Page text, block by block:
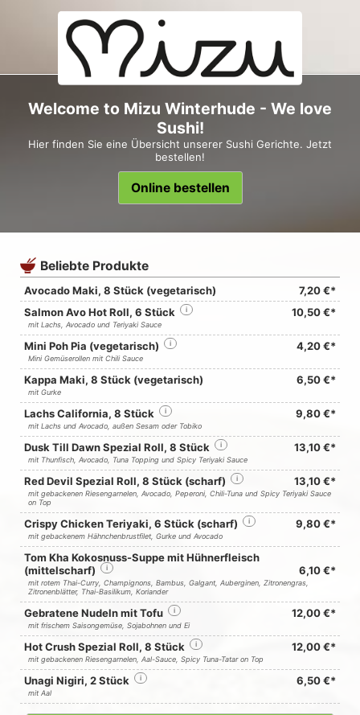
Welcome to Mizu Winterhude - We love
Sushi!
Hier finden Sie eine Übersicht unserer Sushi Gerichte. Jetzt
bestellen!
Online bestellen
Beliebte Produkte
Avocado Maki, 8 Stück (vegetarisch)
7,20 €*
Salmon Avo Hot Roll, 6 Stück
i 10,50 €*
mit Lachs, Avocado und Teriyaki Sauce
Mini Poh Pia (vegetarisch) i 4,20 €*
Mini Gemüserollen mit Chili Sauce
Kappa Maki, 8 Stück (vegetarisch) 6,50 €*
mit Gurke
Lachs California, 8 Stück i 9,80 €*
mit Lachs und Avocado, außen Sesam oder Tobiko
Dusk Till Dawn Spezial Roll, 8 Stück i 13,10 €*
mit Thunfisch, Avocado, Tuna Topping und Spicy Teriyaki Sauce
Red Devil Spezial Roll, 8 Stück (scharf) i 13,10 €*
mit gebackenen Riesengarnelen, Avocado, Peperoni, Chili-Tuna und Spicy Teriyaki Sauce
on Top
Crispy Chicken Teriyaki, 6 Stück (scharf) i 9,80 €*
mit gebackenem Hähnchenbrustfilet, Gurke und Avocado
Tom Kha Kokosnuss-Suppe mit Hühnerfleisch
(mittelscharf)
i 6,10 €*
mit rotem Thai-Curry, Champignons, Bambus, Galgant, Auberginen, Zitronengras,
Zitronenblätter, Thai-Basilikum, Koriander
Gebratene Nudeln mit Tofu i 12,00 €*
mit frischem Saisongemüse, Sojabohnen und Ei
Hot Crush Spezial Roll, 8 Stück i 12,00 €*
mit gebackenen Riesengarnelen, Aal-Sauce, Spicy Tuna-Tatar on Top
Unagi Nigiri, 2 Stück i 6,50 €*
mit Aal